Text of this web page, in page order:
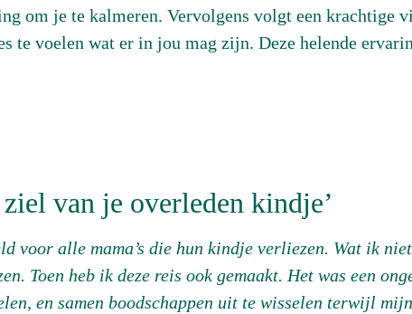
om je te kalmeren. Vervolgens volgt een krachtige
te voelen wat er in jou mag zijn. Deze helende
van je overleden kindje’
voor alle mama’s die hun kindje verliezen. Wat ik
Toen heb ik deze reis ook gemaakt. Het was een
en samen boodschappen uit te wisselen terwijl